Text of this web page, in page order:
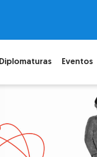
Diplomaturas Eventos